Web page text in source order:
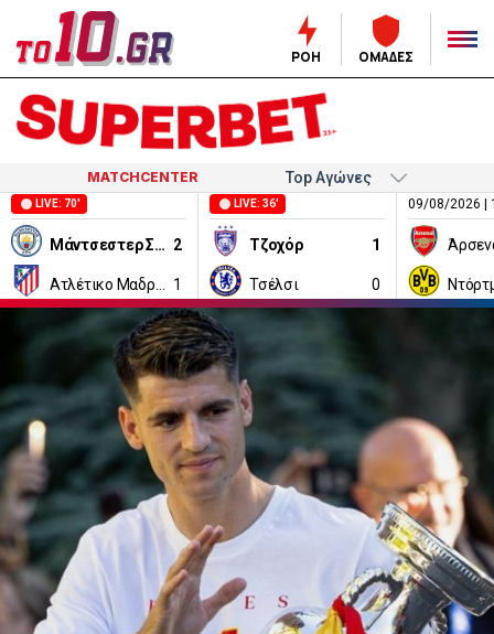
ΡΟΗ ΟΜΑΔΕΣ
MATCHCENTER
LIVE: 70'
Μάντσεστερ Σίτι 2
1
LIVE: 36'
Τζοχόρ 1
Τσέλσι 0
09/08/2026 |